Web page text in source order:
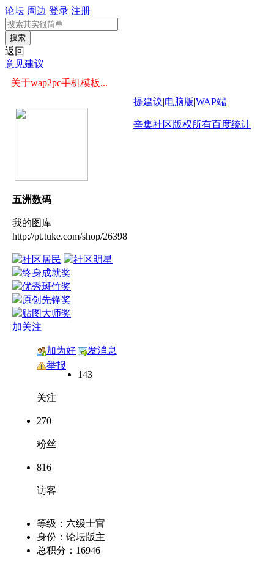
论坛 周边 登录 注册
搜索
返回
意见建议
关于wap2pc手机模板...
五洲数码
我的图库
http://pt.tuke.com/shop/26398
加关注
加为好
友
发消息
举报
143
关注
270
粉丝
816
访客
等级： 六级士官
身份： 论坛版主
总积分： 16946
提建议|电脑版|WAP端
辛集社区版权所有百度统计